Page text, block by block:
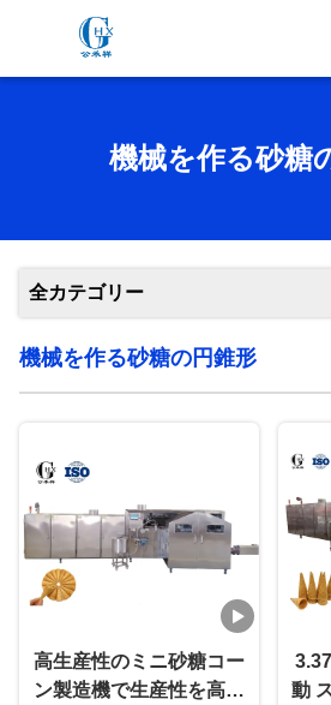
機械を作る砂糖
全カテゴリー
機械を作る砂糖の円錐形
高生産性のミニ砂糖コー
ン製造機で生産性を高め
動